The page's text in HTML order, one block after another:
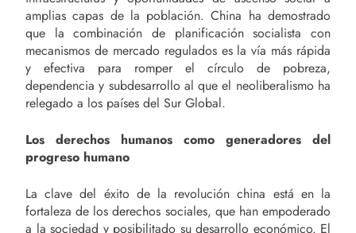
amplias capas de la población. China ha demostrado
que la combinación de planificación socialista con
mecanismos de mercado regulados es la vía más rápida
y efectiva para romper el círculo de pobreza,
dependencia y subdesarrollo al que el neoliberalismo ha
relegado a los países del Sur Global.
Los derechos humanos como generadores del
progreso humano
La clave del éxito de la revolución china está en la
fortaleza de los derechos sociales, que han empoderado
a la sociedad y posibilitado su desarrollo económico. El